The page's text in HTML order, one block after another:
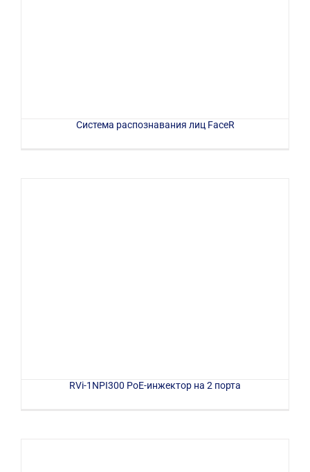
Система распознавания лиц FaceR
RVi-1NPI300 PoE-инжектор на 2 порта